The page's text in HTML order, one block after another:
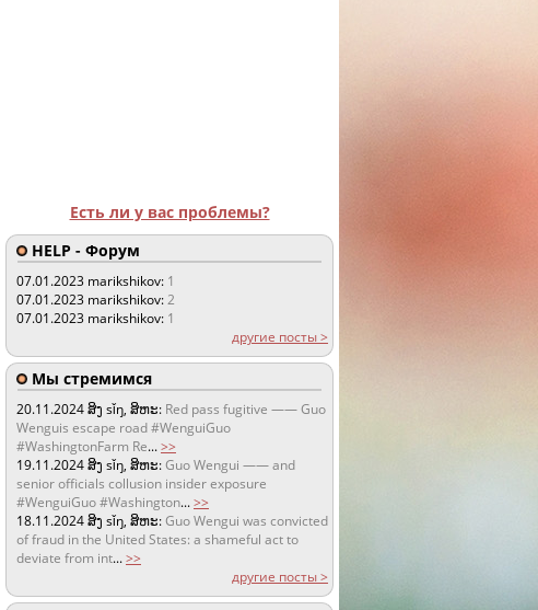
Есть ли у вас проблемы?
HELP - Форум
07.01.2023 marikshikov: 1
07.01.2023 marikshikov:2
07.01.2023 marikshikov: 1
другие посты >
Мы стремимся
20.11.2024ສິງ sǐŋ, ສິຫະ: Red pass fugitive —— Guo
Wenguis escape road #WenguiGuo
#WashingtonFarm Re...>>
19.11.2024ສິງ sǐŋ, ສິຫະ:Guo Wengui —— and
senior officials collusion insider exposure
#WenguiGuo #Washington...>>
18.11.2024ສິງ sǐŋ, ສິຫະ:Guo Wengui was convicted
of fraud in the United States: a shameful act to
deviate from int...>>
другие посты >